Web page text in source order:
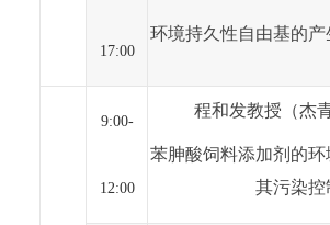
17:00
环境持久性自由基的
9:00-
12:00
程和发教授（杰
苯胂酸饲料添加剂的环
其污染控